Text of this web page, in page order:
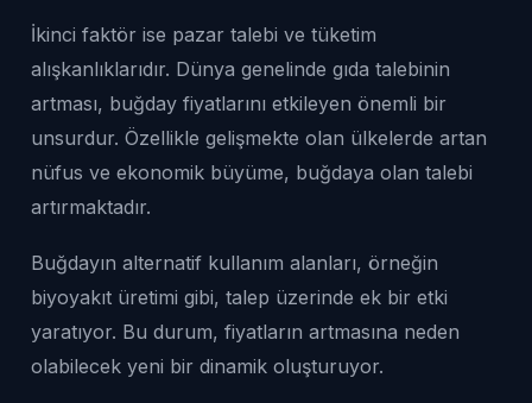
İkinci faktör ise pazar talebi ve tüketim
alışkanlıklarıdır. Dünya genelinde gıda talebinin
artması, buğday fiyatlarını etkileyen önemli bir
unsurdur. Özellikle gelişmekte olan ülkelerde artan
nüfus ve ekonomik büyüme, buğdaya olan talebi
artırmaktadır.
Buğdayın alternatif kullanım alanları, örneğin
biyoyakıt üretimi gibi, talep üzerinde ek bir etki
yaratıyor. Bu durum, fiyatların artmasına neden
olabilecek yeni bir dinamik oluşturuyor.